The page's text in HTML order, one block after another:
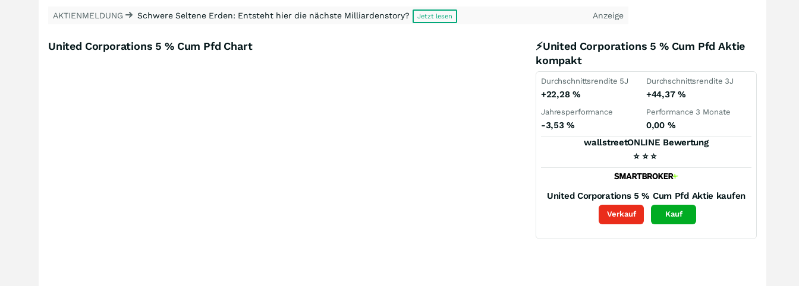
AKTIENMELDUNG Schwere Seltene Erden: Entsteht hier die nächste Milliardenstory? Jetzt lesen Anzeige
United Corporations 5 % Cum Pfd Chart
⚡United Corporations 5 % Cum Pfd Aktie
kompakt
Durchschnittsrendite 5J
+22,28 %
Durchschnittsrendite 3J
+44,37 %
Jahresperformance
-3,53%
Performance 3 Monate
0,00 %
wallstreetONLINE Bewertung
⭐ ⭐ ⭐
United Corporations 5 % Cum Pfd Aktie kaufen
Verkauf Kauf